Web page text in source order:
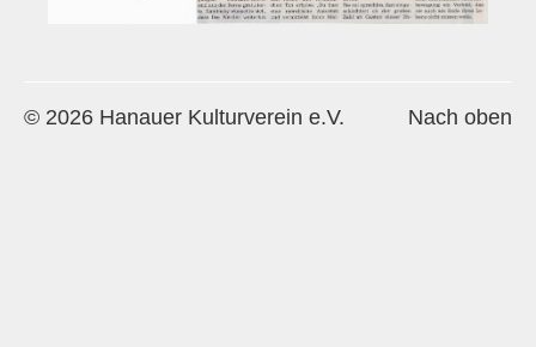
Veranstaltungen
Regelmäßig
Nach oben
© 2026 Hanauer Kulturverein e.V.